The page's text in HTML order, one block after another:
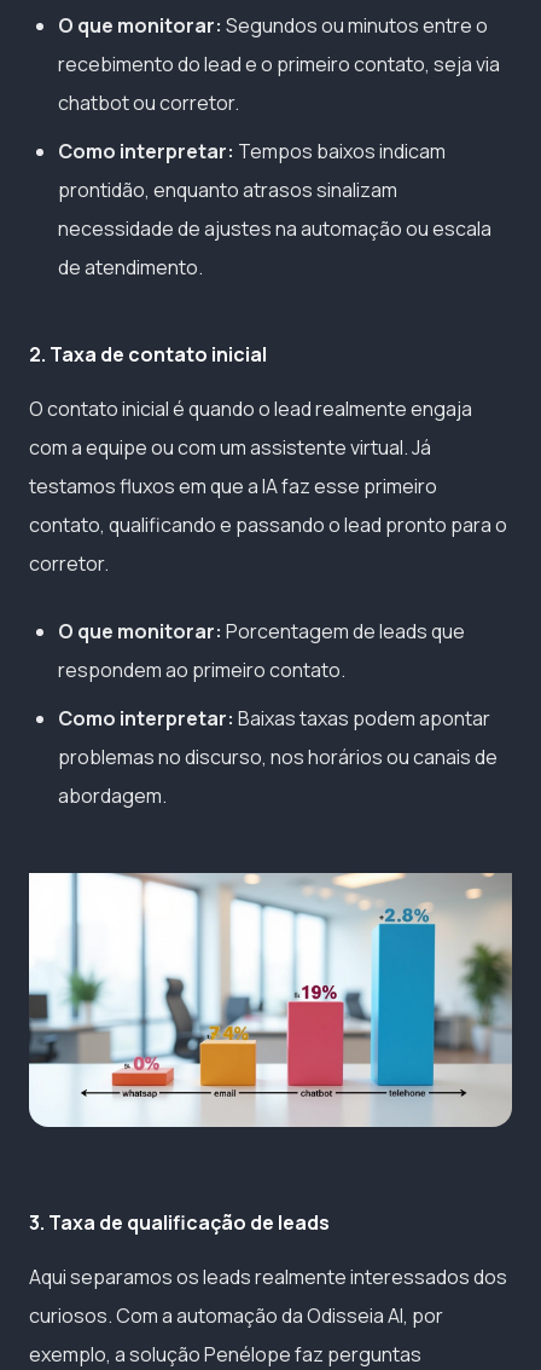
O que monitorar: Segundos ou minutos entre o
recebimento do lead e o primeiro contato, seja via
chatbot ou corretor.
Como interpretar: Tempos baixos indicam
prontidão, enquanto atrasos sinalizam
necessidade de ajustes na automação ou escala
de atendimento.
2. Taxa de contato inicial
O contato inicial é quando o lead realmente engaja
com a equipe ou com um assistente virtual. Já
testamos fluxos em que a IA faz esse primeiro
contato, qualificando e passando o lead pronto para o
corretor.
O que monitorar: Porcentagem de leads que
respondem ao primeiro contato.
Como interpretar: Baixas taxas podem apontar
problemas no discurso, nos horários ou canais de
abordagem.
3. Taxa de qualificação de leads
Aqui separamos os leads realmente interessados dos
curiosos. Com a automação da Odisseia AI, por
exemplo, a solução Penélope faz perguntas